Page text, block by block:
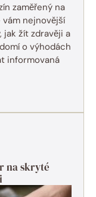
zaměřený na
vám nejnovější
žít zdravěji a
o výhodách
informovaná
na skryté